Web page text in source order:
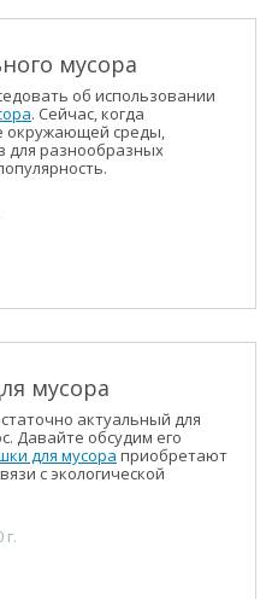
мусора
об использовании
. Сейчас, когда
окружающей среды,
для разнообразных
мусора
актуальный для
Давайте обсудим его
для мусора приобретают
с экологической